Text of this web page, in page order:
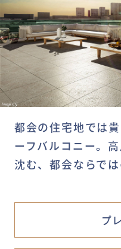
都会の住宅地では
ーフバルコニー。
沈む、都会ならで
プ